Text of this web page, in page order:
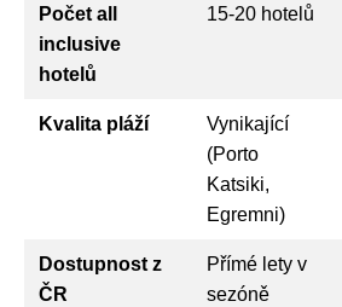
Počet all
inclusive
hotelů
15-20 hotelů
Kvalita pláží
Vynikající
(Porto
Katsiki,
Egremni)
Dostupnost z
ČR
Přímé lety v
sezóně